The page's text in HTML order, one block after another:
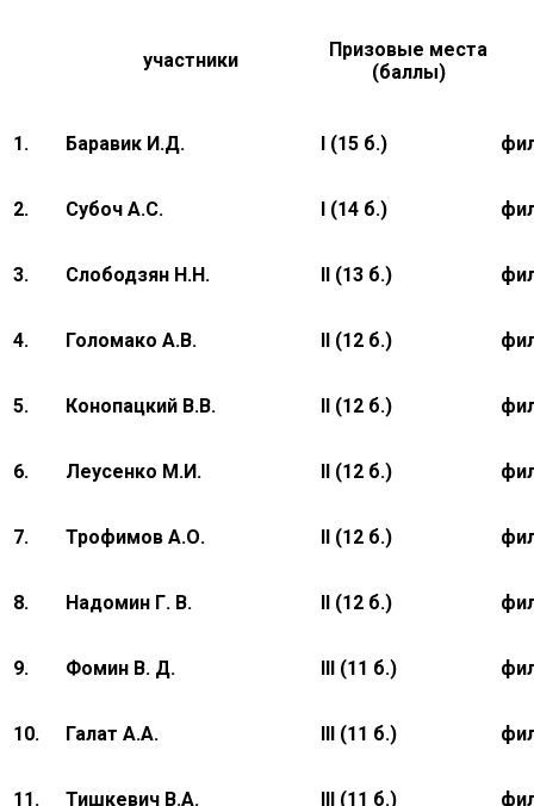
участники
Призовые места
(баллы)
1. Баравик И.Д. I (15 б.)
2. Субоч А.С. I (14 б.)
3. Слободзян Н.Н. II (13 б.)
4. Голомако А.В. II (12 б.)
5. Конопацкий В.В. II (12 б.)
6. Леусенко М.И. II (12 б.)
7. Трофимов А.О. II (12 б.)
8. Надомин Г. В. II (12 б.)
9. Фомин В. Д. III (11 б.)
10. Галат А.А. III (11 б.)
11. Тишкевич В.А. III (11 б.)